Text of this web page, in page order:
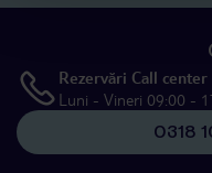
Rezervări Call center
Luni - Vineri 09:00 -
0318